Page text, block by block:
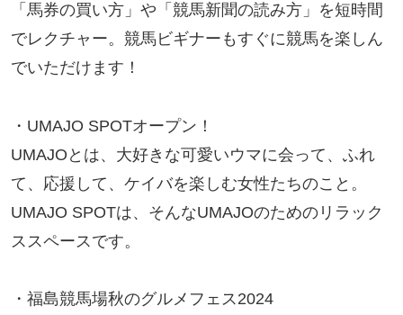
「馬券の買い方」や「競馬新聞の読み方」を短時間
でレクチャー。競馬ビギナーもすぐに競馬を楽しん
でいただけます！
・UMAJO SPOTオープン！
UMAJOとは、大好きな可愛いウマに会って、ふれ
て、応援して、ケイバを楽しむ女性たちのこと。
UMAJO SPOTは、そんなUMAJOのためのリラック
ススペースです。
・福島競馬場秋のグルメフェス2024